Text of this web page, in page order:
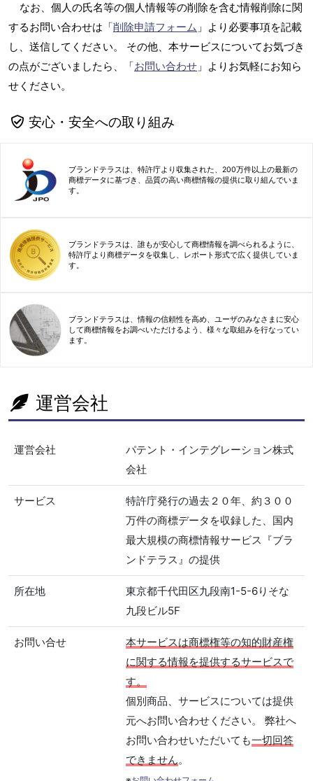
なお、個人の氏名等の個人情報等の削除を含む情報削除に関
するお問い合わせは「削除申請フォーム 」より必要事項を記載
し、送信してください。 その他、本サービスについてお気づき
の点がございましたら、「お問い合わせ 」よりお気軽にお知ら
せください。
安心・安全への取り組み
ブランドテラスは、特許庁より収集された、200万件以上の最新の
商標データに基づき、品質の高い商標情報の提供に取り組んでいま
す。
ブランドテラスは、誰もが安心して商標情報を調べられるように、
特許庁より商標データを収集し、レポート形式で広く提供していま
す。
ブランドテラスは、情報の信頼性を高め、ユーザのみなさまに安心
して商標情報をお調べいただけるよう、様々な取組みを行なってい
ます。
運営会社
運営会社
パテント・インテグレーション株式
会社
サービス
特許庁発行の過去２０年、約３００
万件の商標データを収録した、国内
最大規模の商標情報サービス『ブラ
ンドテラス』の提供
所在地
東京都千代田区九段南1-5-6りそな
九段ビル5F
お問い合せ
本サービスは商標権等の知的財産権
に関する情報を提供するサービスで
す。
個別商品、サービスについては提供
元へお問い合わせください。 弊社へ
お問い合わせいただいても一切回答
できません。